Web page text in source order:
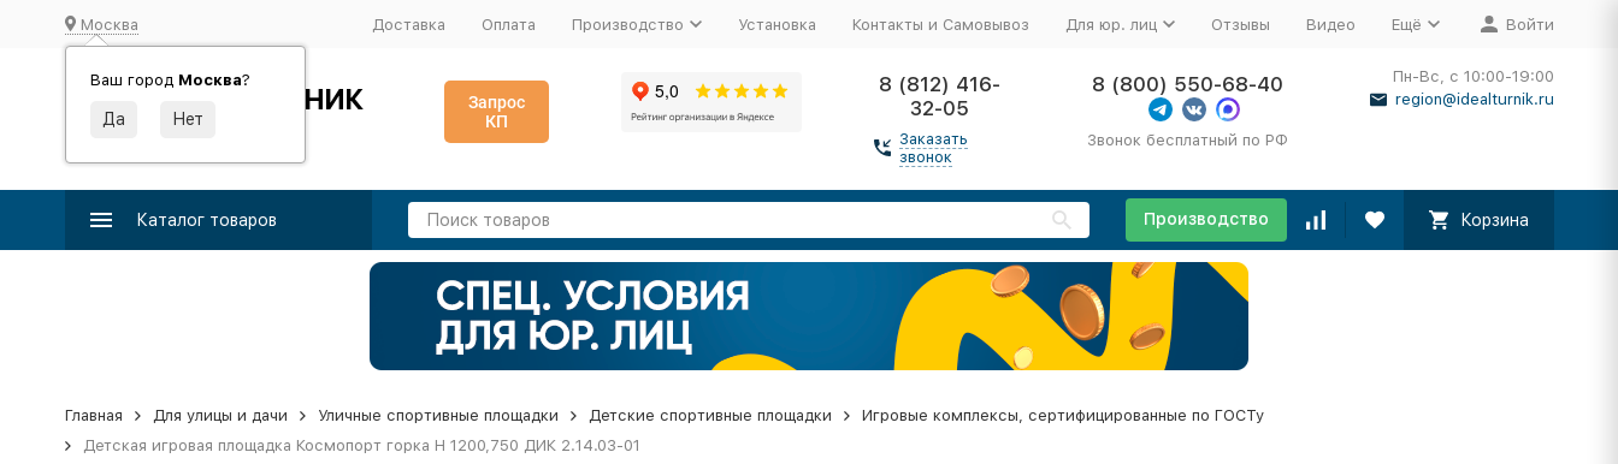
Москва
Ваш город Москва?
Доставка Оплата Производство Установка Контакты и Самовывоз Для юр. лиц Отзывы Видео Ещё Войти
ИДЕАЛЬНЫЙ ТУРНИК
Производство и поставка спортивного оборудования
Запрос
КП
8 (812) 416-
32-05
Заказать
звонок
8 (800) 550-68-40
Звонок бесплатный по РФ
Пн-Вс, с 10:00-19:00
region@idealturnik.ru
Каталог товаров Производство Корзина
Главная Для улицы и дачи Уличные спортивные площадки Детские спортивные площадки
Игровые комплексы, сертифицированные по ГОСТу
Детская игровая площадка Космопорт горка Н 1200,750 ДИК 2.14.03-01